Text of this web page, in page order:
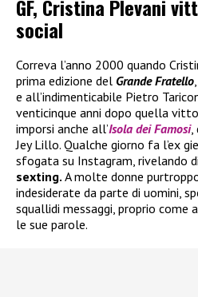
GF, Cristina Plevani
social
Correva l’anno 2000 quando
prima edizione del Grande Fratello
e all’indimenticabile Pietro
venticinque anni dopo quella
imporsi anche all’Isola dei Famosi,
Jey Lillo. Qualche giorno fa l’ex
sfogata su Instagram, rivelando
sexting. A molte donne
indesiderate da parte di uomini,
squallidi messaggi, proprio come
le sue parole.